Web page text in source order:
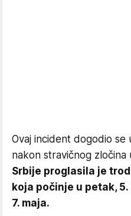
Ovaj incident dogodio se
nakon stravičnog zločina
Srbije proglasila je
koja počinje u petak,
7. maja.